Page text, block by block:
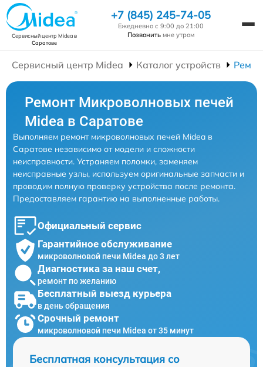
Сервисный центр Mideaв
Саратове
+7 (845) 245-74-05
Ежедневно с 9:00 до 21:00
Позвонить мне утром
Сервисный центр Midea Каталог устройств
Ремонт Микроволновых печей
Midea в Саратове
Выполняем ремонт микроволновых печей Midea в
Саратове независимо от модели и сложности
неисправности. Устраняем поломки, заменяем
неисправные узлы, используем оригинальные запчасти и
проводим полную проверку устройства после ремонта.
Предоставляем гарантию на выполненные работы.
Официальный сервис
Гарантийное обслуживание
микроволновой печи Midea до 3 лет
Диагностика за наш счет,
ремонт по желанию
Бесплатный выезд курьера
в день обращения
Срочный ремонт
микроволновой печи Midea от 35 минут
Бесплатная консультация со